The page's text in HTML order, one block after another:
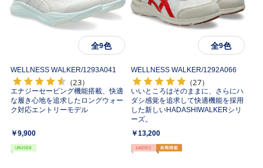
全9色
WELLNESS WALKER/1293A041
（23）
エナジーセービング機能搭載、快適
な履き心地を追求したロングウォー
ク対応エントリーモデル
￥9,900
全9色
WELLNESS WALKER/1292A066
（27）
いいところはそのままに、さらにハ
ダシ感覚を追求して快適機能を採用
した新しいHADASHIWALKERシリ
ーズ。
￥13,200